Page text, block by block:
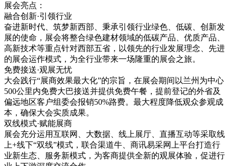
展会亮点：
融合创新·引领行业
奋进新时代、筑梦新西部、秉承引领行业绿色、低碳、创新发
展的使命，展会将整合绿色建材领域的低碳产品、优质产品、
高新技术等重点针对西部五省，以领先的行业发展理念、先进
的展会运作模式，为全行业带来一场隆重的展会之旅。
免费接送·观展无忧
大会践行“展商效果最大化”的宗旨，在展会期间以兰州为中心
500公里内免费大巴接送并提供免费午餐，提前登记的外省及
偏远地区客户组委会报销50%路费。最大程度降低观众参观成
本，确保大会实质成果。
双线模式·赋能展商
展会充分运用互联网、大数据、线上展厅、直播互动等采取线
上+线下“双线”模式，联合渠道牛、商讯易采网上平台打造行
业新生态、服务新模式，为客商提供全新的观展体验，促进行